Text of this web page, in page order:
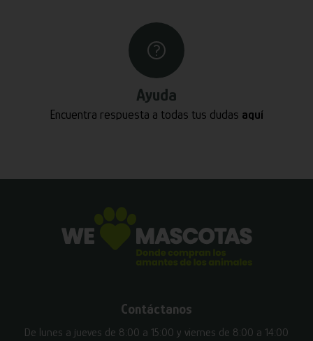
Ayuda
Encuentra respuesta a todas tus dudas aquí
Contáctanos
De lunes a jueves de 8:00 a 15:00 y viernes de 8:00 a 14:00